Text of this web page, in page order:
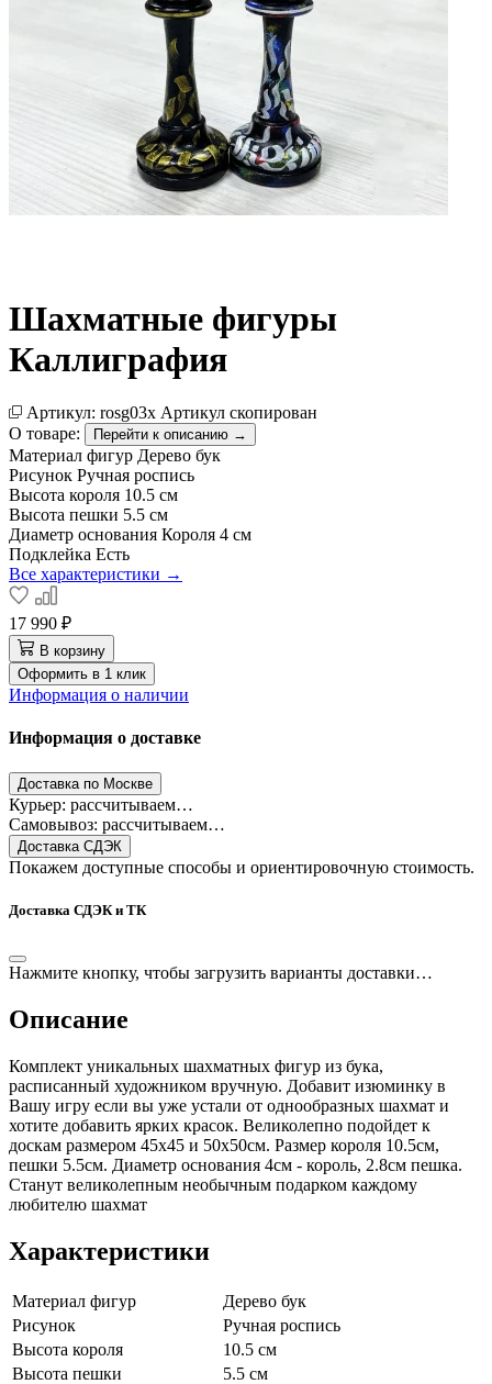
Шахматные фигуры
Каллиграфия
Артикул: rosg03x Артикул скопирован
О товаре:
Перейти к описанию →
Материал фигур Дерево бук
Рисунок Ручная роспись
Высота короля 10.5 см
Высота пешки 5.5 см
Диаметр основания Короля 4 см
Подклейка Есть
Все характеристики →
17 990 ₽
В корзину
Оформить в 1 клик
Информация о наличии
Информация о доставке
Доставка по Москве
Курьер: рассчитываем…
Самовывоз: рассчитываем…
Доставка СДЭК
Покажем доступные способы и ориентировочную стоимость.
Доставка СДЭК и ТК
Нажмите кнопку, чтобы загрузить варианты доставки…
Описание
Комплект уникальных шахматных фигур из бука,
расписанный художником вручную. Добавит изюминку в
Вашу игру если вы уже устали от однообразных шахмат и
хотите добавить ярких красок. Великолепно подойдет к
доскам размером 45х45 и 50х50см. Размер короля 10.5см,
пешки 5.5см. Диаметр основания 4см - король, 2.8см пешка.
Станут великолепным необычным подарком каждому
любителю шахмат
Характеристики
Материал фигур
Дерево бук
Рисунок
Ручная роспись
Высота короля
10.5 см
Высота пешки
5.5 см